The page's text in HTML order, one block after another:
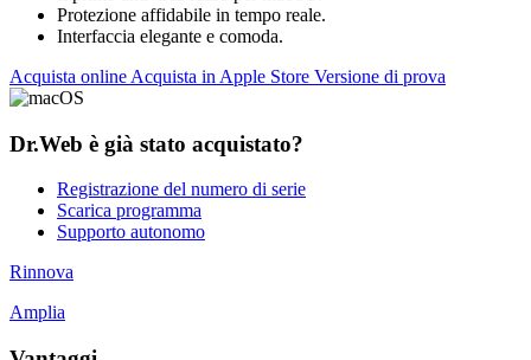
Protezione affidabile in tempo reale.
Interfaccia elegante e comoda.
Acquista online Acquista in Apple Store Versione di prova
Dr.Web è già stato acquistato?
Registrazione del numero di serie
Scarica programma
Supporto autonomo
Rinnova
Amplia